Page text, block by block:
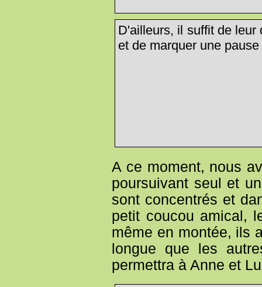
D'ailleurs, il suffit de leur
et de marquer une
A ce moment, nous
poursuivant seul et
sont concentrés et
petit coucou amical,
même en montée, ils
longue que les
permettra à Anne et